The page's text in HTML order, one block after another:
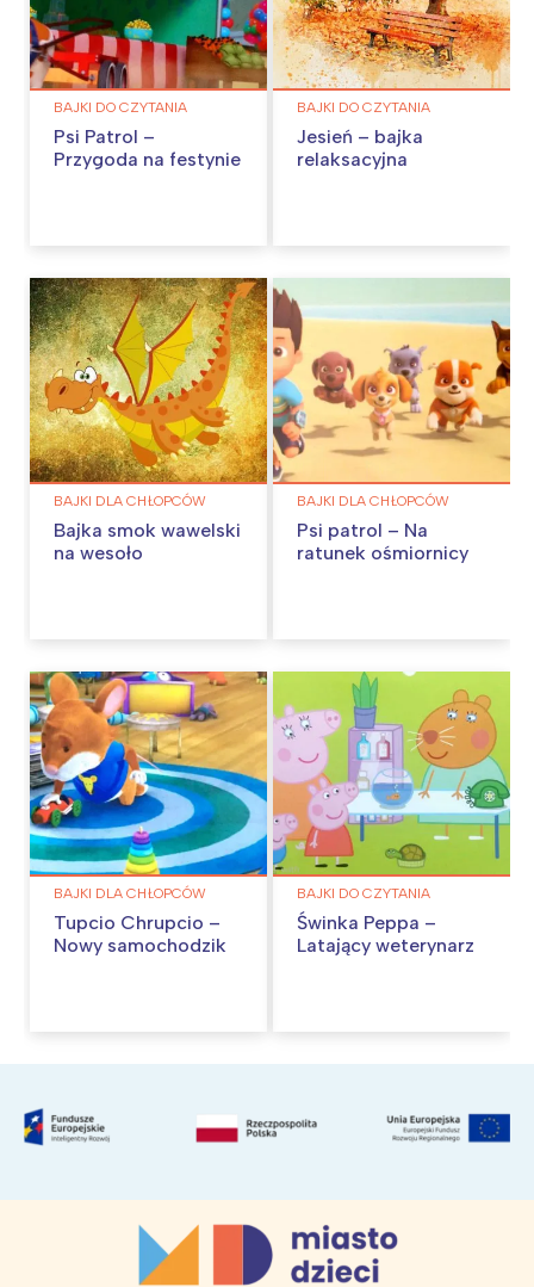
BAJKI DO CZYTANIA
Psi Patrol –
Przygoda na festynie
BAJKI DO CZYTANIA
Jesień – bajka
relaksacyjna
BAJKI DLA CHŁOPCÓW
Bajka smok wawelski
na wesoło
BAJKI DLA CHŁOPCÓW
Psi patrol – Na
ratunek ośmiornicy
BAJKI DLA CHŁOPCÓW
Tupcio Chrupcio –
Nowy samochodzik
BAJKI DO CZYTANIA
Świnka Peppa –
Latający weterynarz